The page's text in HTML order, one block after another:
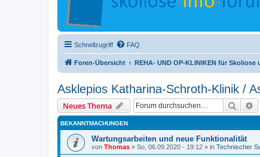
Schnellzugriff FAQ
Foren-Übersicht REHA- UND OP-KLINIKEN für Skoliose
Asklepios Katharina-Schroth-Klinik /
Neues Thema Suche
BEKANNTMACHUNGEN
Wartungsarbeiten und neue Funktionalität
von Thomas » So, 06.09.2020 - 19:12 » in Technischer